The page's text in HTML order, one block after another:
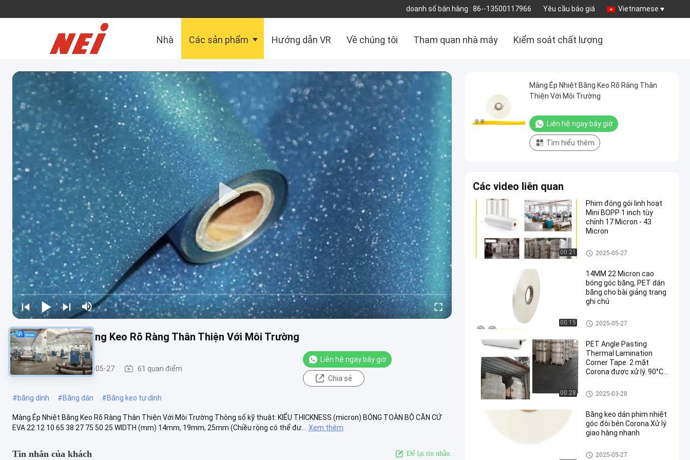
doanh số bán hàng : 86--13500117966 Yêu cầu báo giá Vietnamese
Nhà Các sản phẩm Hướng dẫn VR Về chúng tôi Tham quan nhà máy Kiểm soát chất lượng
Liên hệ chúng tôi
Màng Ép Nhiệt Băng Keo Rõ Ràng Thân Thiện Với Môi Trường
Băng góc 2025-05-27 61 quan điểm
Liên hệ ngay bây giờ
Chia sẻ
#băng dính #Băng dán #Băng keo tự dính
Màng Ép Nhiệt Băng Keo Rõ Ràng Thân Thiện Với Môi Trường Thông số kỹ thuật: KIỂU THICKNESS (micron) BÓNG TOÀN BỘ CĂN CỨ
EVA 22 12 10 65 38 27 75 50 25 WIDTH (mm) 14mm, 19mm, 25mm (Chiều rộng có thể đư...
Xem thêm
Tin nhắn của khách Để lại tin nhắn.
Màng Ép Nhiệt Băng Keo Rõ Ràng Thân
Thiện Với Môi Trường
Liên hệ ngay bây giờ
Tìm hiểu thêm
Các video liên quan
00:21
Phim đóng gói linh hoạt
Mini BOPP 1 inch tùy
chỉnh 17 Micron - 43
Micron
Phim cán nhiệt BOPP
2025-05-27
00:15
14MM 22 Micron cao
bóng góc băng, PET dán
băng cho bài giảng trang
ghi chú
Băng góc
2025-05-27
00:28
PET Angle Pasting
Thermal Lamination
Corner Tape. 2 mặt
Corona được xử lý. 90°C
Băng góc
2025-03-28
Băng keo dán phim nhiệt
góc đôi bên Corona Xử lý
giao hàng nhanh
Băng góc
2025-05-27